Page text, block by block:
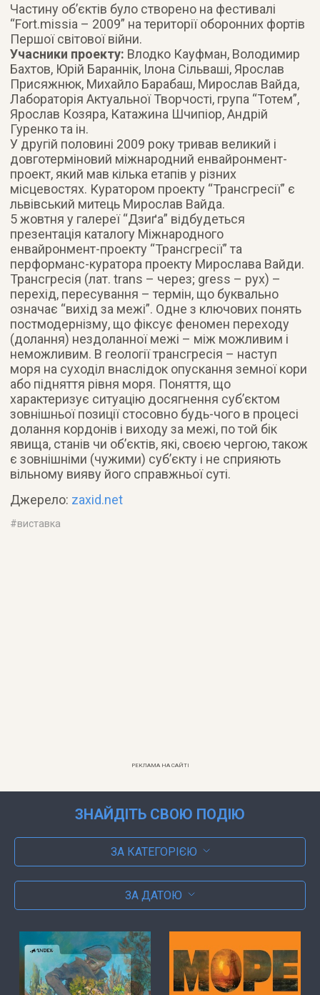
Частину об’єктів було створено на фестивалі
“Fort.missia – 2009” на території оборонних фортів
Першої світової війни.
Учасники проекту: Влодко Кауфман, Володимир
Бахтов, Юрій Бараннік, Ілона Сільваші, Ярослав
Присяжнюк, Михайло Барабаш, Мирослав Вайда,
Лабораторія Актуальної Творчості, група “Тотем”,
Ярослав Козяра, Катажина Шчипіор, Андрій
Гуренко та ін.
У другій половині 2009 року тривав великий і
довготерміновий міжнародний енвайронмент-
проект, який мав кілька етапів у різних
місцевостях. Куратором проекту “Трансгресії” є
львівський митець Мирослав Вайда.
5 жовтня у галереї “Дзиґа” відбудеться
презентація каталогу Міжнародного
енвайронмент-проекту “Трансгресії” та
перформанс-куратора проекту Мирослава Вайди.
Трансгресія (лат. trans – через; gress – рух) –
перехід, пересування – термін, що буквально
означає “вихід за межі”. Одне з ключових понять
постмодернізму, що фіксує феномен переходу
(долання) нездоланної межі – між можливим і
неможливим. В геології трансгресія – наступ
моря на суходіл внаслідок опускання земної кори
або підняття рівня моря. Поняття, що
характеризує ситуацію досягнення суб’єктом
зовнішньої позиції стосовно будь-чого в процесі
долання кордонів і виходу за межі, по той бік
явища, станів чи об’єктів, які, своєю чергою, також
є зовнішніми (чужими) суб’єкту і не сприяють
вільному вияву його справжньої суті.
Джерело: zaxid.net
#виставка
РЕКЛАМА НА САЙТІ
ЗНАЙДІТЬ СВОЮ ПОДІЮ
ЗА КАТЕГОРІЄЮ
ЗА ДАТОЮ